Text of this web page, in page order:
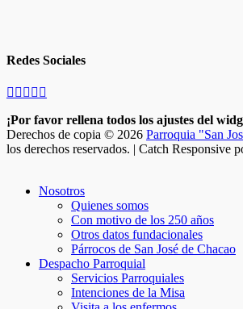
Redes Sociales
Facebook
Twitter
Correo
Instagram
¡Por favor rellena todos los ajustes del
Derechos de copia © 2026 Parroquia "San
los derechos reservados. | Catch Responsive
Nosotros
Quienes somos
Con motivo de los 250 años
Otros datos fundacionales
Párrocos de San José de Chacao
Despacho Parroquial
Servicios Parroquiales
Intenciones de la Misa